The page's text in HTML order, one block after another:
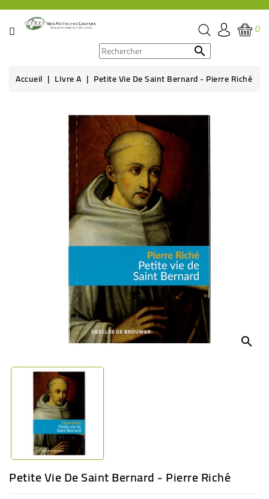
CATÉGORIE
ÉPICERIE
0

Accueil LIvre A
Petite Vie De Saint Bernard - Pierre Riché
search
Petite Vie De Saint Bernard - Pierre Riché